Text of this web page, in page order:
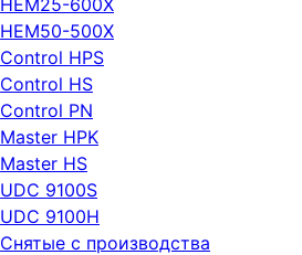
HEM25-600X
HEM50-500X
Control HPS
Control HS
Control PN
Master HPK
Master HS
UDC 9100S
UDC 9100H
Снятые с производства